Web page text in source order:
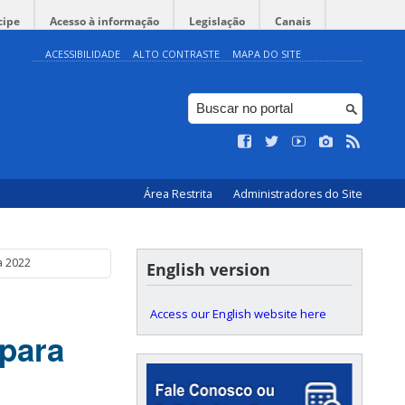
Acesso à informação Legislação Canais
ACESSIBILIDADE ALTO CONTRASTE MAPA DO SITE
Área Restrita Administradores do Site
2022 English version
Access our English website here